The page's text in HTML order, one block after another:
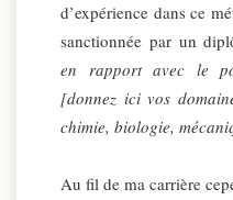
d’expérience dans ce
sanctionnée par un
en rapport avec le
[donnez ici vos
chimie, biologie,
Au fil de ma carrière